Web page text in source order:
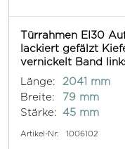
Türrahmen EI30
lackiert gefälzt
vernickelt Band
Länge:
2041 mm
Breite:
79 mm
Stärke:
45 mm
Artikel-Nr: 1006102